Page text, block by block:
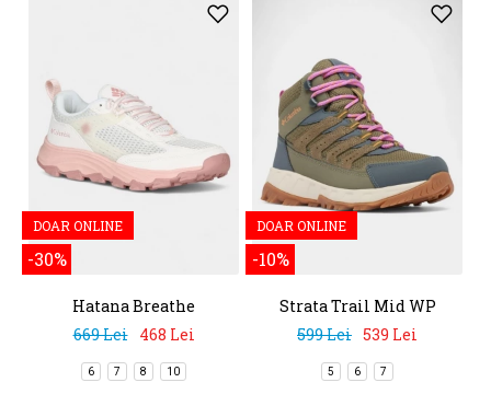
DOAR ONLINE
-30%
Hatana Breathe
669 Lei
468 Lei
6 7 8 10
DOAR ONLINE
-10%
Strata Trail Mid WP
599 Lei 539 Lei
5 6 7